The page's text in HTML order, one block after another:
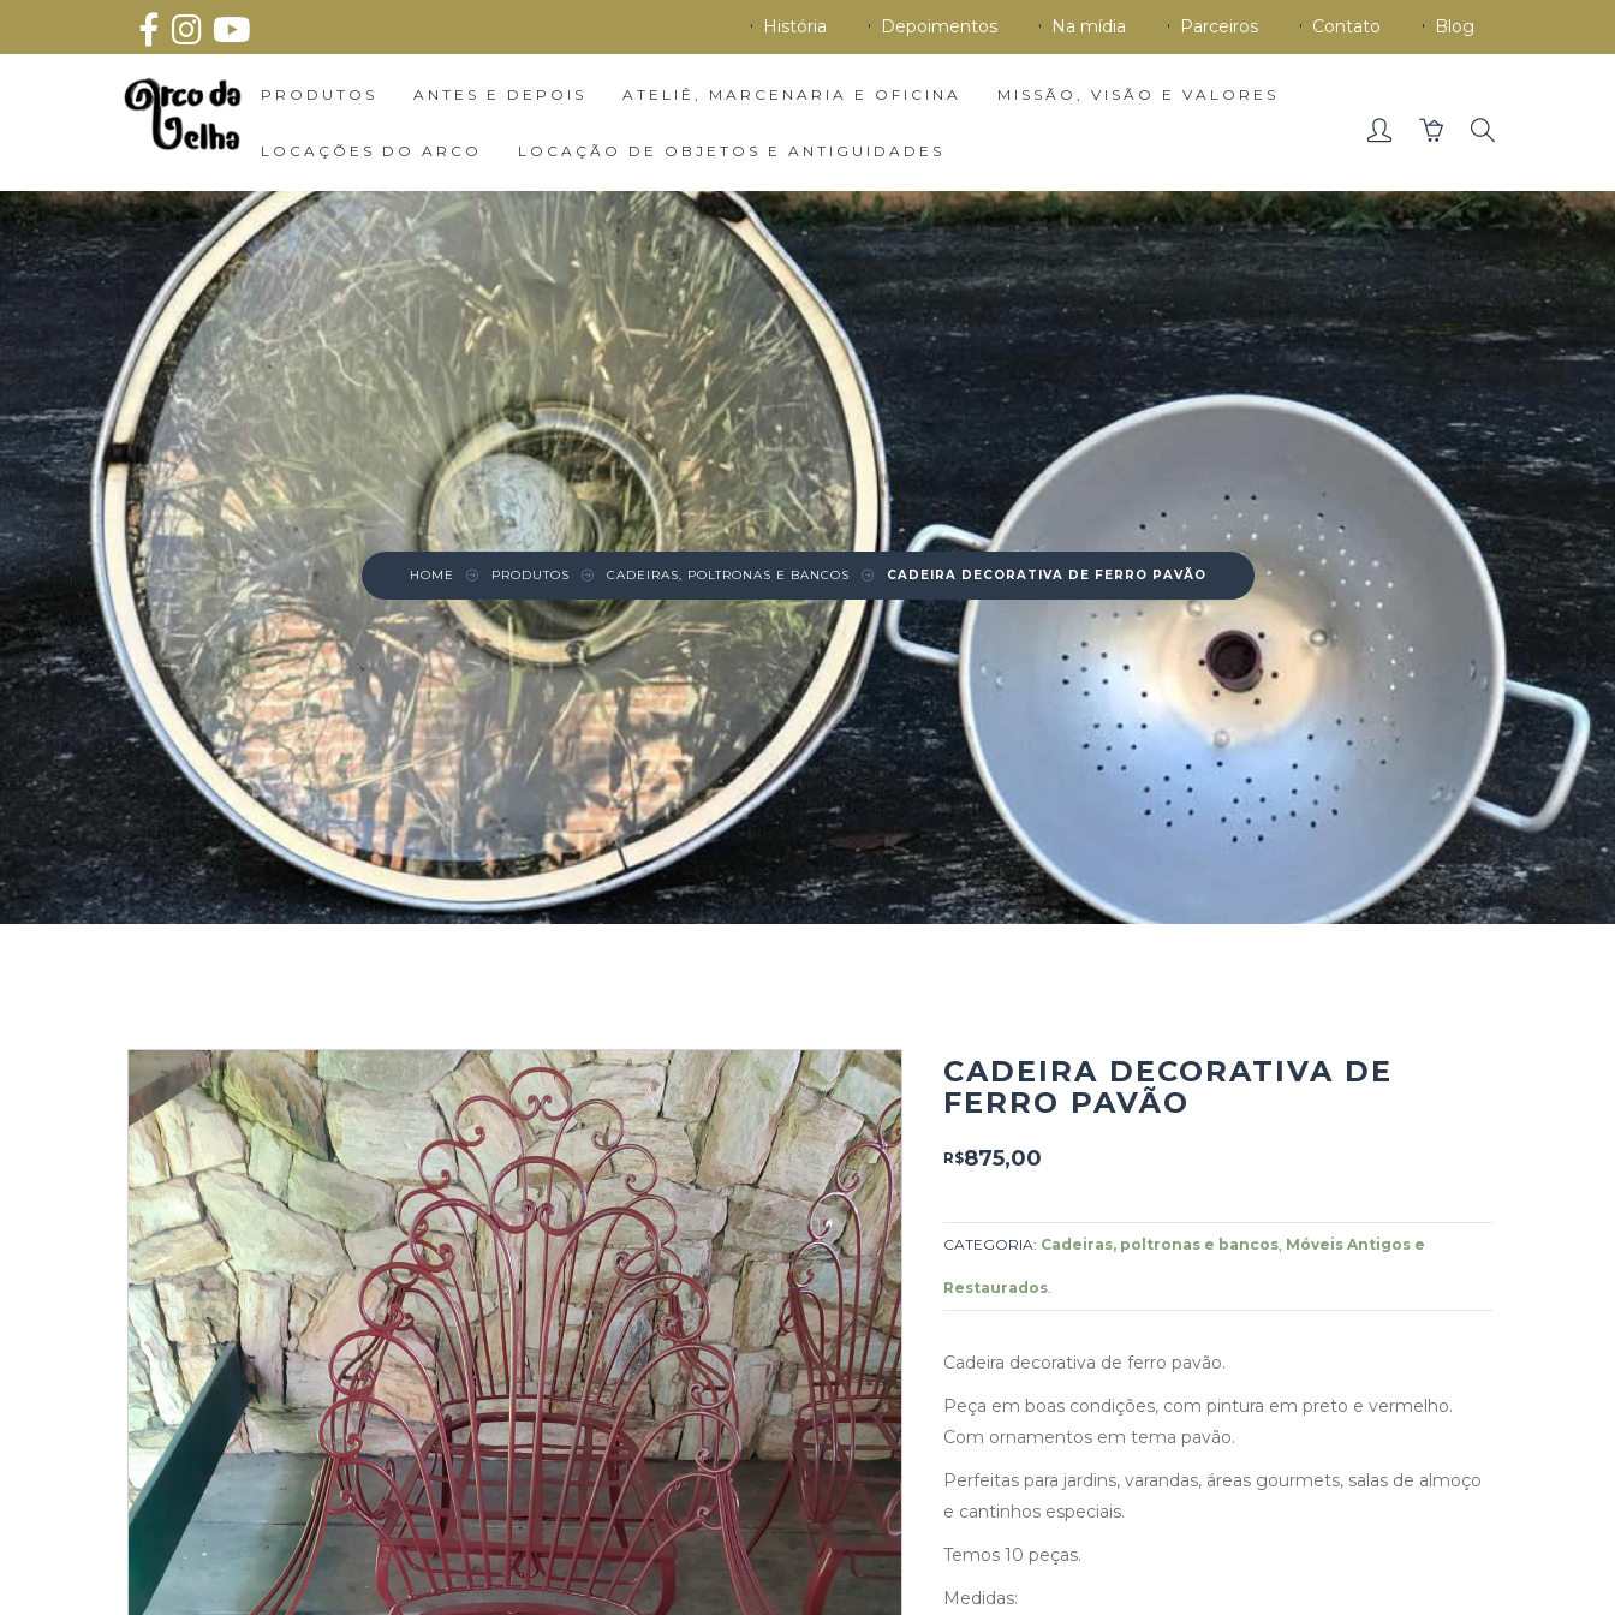
História Depoimentos Na mídia Parceiros Contato Blog
PRODUTOS ANTES E DEPOIS ATELIÊ, MARCENARIA E OFICINA MISSÃO, VISÃO E VALORES
LOCAÇÕES DO ARCO LOCAÇÃO DE OBJETOS E ANTIGUIDADES
HOME PRODUTOS CADEIRAS, POLTRONAS E BANCOS CADEIRA DECORATIVA DE FERRO PAVÃO
CADEIRA DECORATIVA DE
FERRO PAVÃO
R$875,00
CATEGORIA: Cadeiras, poltronas e bancos, Móveis Antigos e
Restaurados.
Cadeira decorativa de ferro pavão.
Peça em boas condições, com pintura em preto e vermelho.
Com ornamentos em tema pavão.
Perfeitas para jardins, varandas, áreas gourmets, salas de almoço
e cantinhos especiais.
Temos 10 peças.
Medidas: